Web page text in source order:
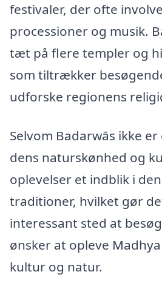
festivaler, der ofte
processioner og musik.
tæt på flere templer og
som tiltrækker
udforske regionens
Selvom Badarwās ikke
dens naturskønhed og
oplevelser et indblik i
traditioner, hvilket gør
interessant sted at
ønsker at opleve
kultur og natur.